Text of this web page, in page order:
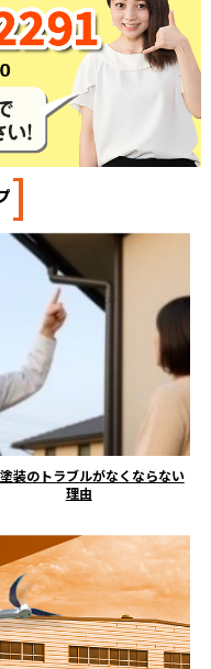
]
装のトラブルがなくならない
理由